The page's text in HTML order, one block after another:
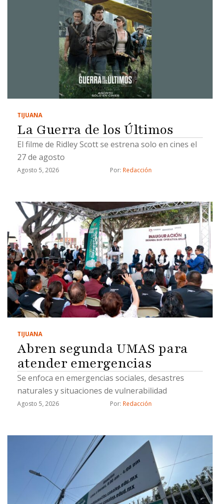
TIJUANA
La Guerra de los Últimos
El filme de Ridley Scott se estrena solo en cines el
27 de agosto
Agosto 5, 2026 Por: Redacción
TIJUANA
Abren segunda UMAS para
atender emergencias
Se enfoca en emergencias sociales, desastres
naturales y situaciones de vulnerabilidad
Agosto 5, 2026 Por: Redacción